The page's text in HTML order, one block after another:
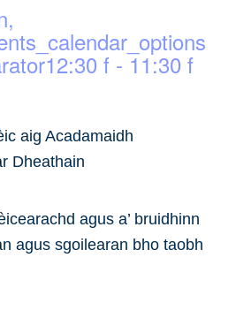
f -11:30 f
aig Acadamaidh
Dheathain
agus a’ bruidhinn
agus sgoilearan bho taobh